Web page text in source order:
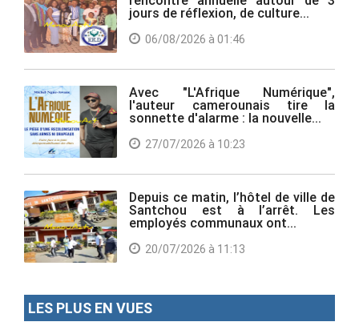
jours de réflexion, de culture...
06/08/2026 à 01:46
Avec "L'Afrique Numérique",
l'auteur camerounais tire la
sonnette d'alarme : la nouvelle...
27/07/2026 à 10:23
Depuis ce matin, l’hôtel de ville de
Santchou est à l’arrêt. Les
employés communaux ont...
20/07/2026 à 11:13
LES PLUS EN VUES